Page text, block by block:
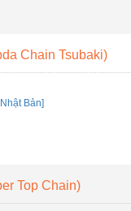
Chain Tsubaki)
Nhật Bản]
Top Chain)